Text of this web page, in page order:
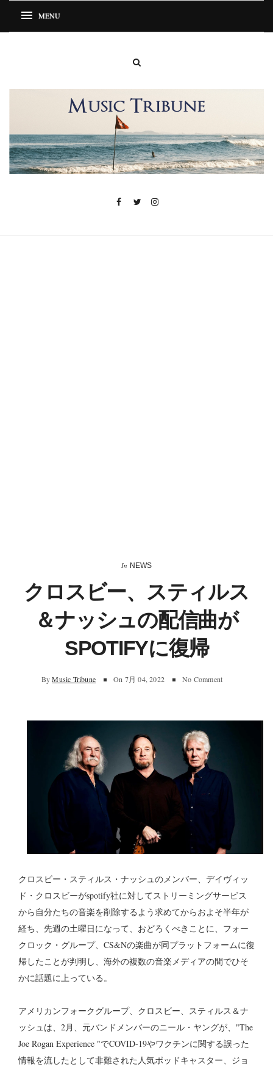
In NEWS
クロスビー、スティルス
＆ナッシュの配信曲が
SPOTIFYに復帰
By Music Tribune On 7月 04, 2022 No Comment
クロスビー・スティルス・ナッシュのメンバー、デイヴィッ
ド・クロスビーがspotify社に対してストリーミングサービス
から自分たちの音楽を削除するよう求めてからおよそ半年が
経ち、先週の土曜日になって、おどろくべきことに、フォー
クロック・グループ、CS&Nの楽曲が同プラットフォームに復
帰したことが判明し、海外の複数の音楽メディアの間でひそ
かに話題に上っている。
アメリカンフォークグループ、クロスビー、スティルス＆ナ
ッシュは、2月、元バンドメンバーのニール・ヤングが、"The
Joe Rogan Experience "でCOVID-19やワクチンに関する誤った
情報を流したとして非難された人気ポッドキャスター、ジョ